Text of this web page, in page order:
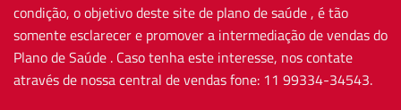
condição, o objetivo deste site de plano de saúde , é tão
somente esclarecer e promover a intermediação de vendas do
Plano de Saúde . Caso tenha este interesse, nos contate
através de nossa central de vendas fone: 11 99334-34543.